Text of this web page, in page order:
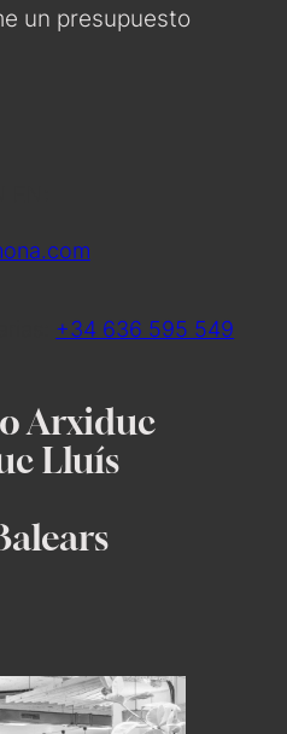
un presupuesto
+34 636 595 549
Arxiduc
Lluís